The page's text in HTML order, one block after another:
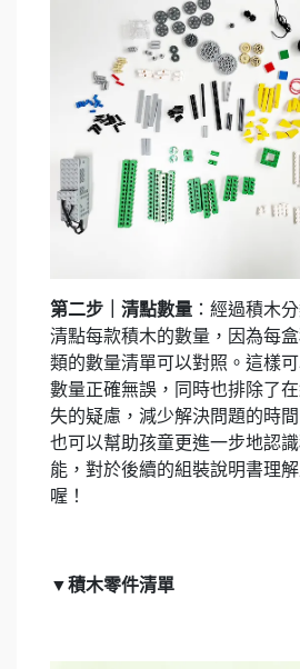
第二步｜清點數量 ：經過積木
清點每款積木的數量，因為每
類的數量清單可以對照。這樣
數量正確無誤，同時也排除了
失的疑慮，減少解決問題的時
也可以幫助孩童更進一步地認
能，對於後續的組裝說明書理
喔！
▼積木零件清單